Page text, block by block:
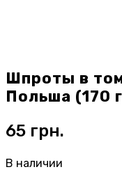
Шпроты в
Польша (170
65 грн.
В наличии